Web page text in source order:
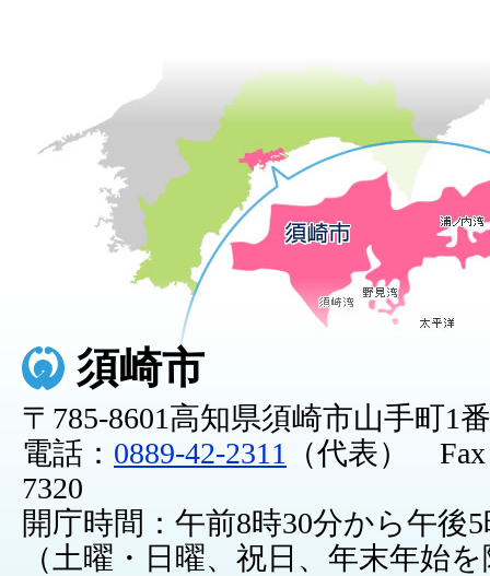
須崎市
〒785-8601高知県須崎市山手町1
電話： 0889-42-2311
（代表） Fax
7320
開庁時間：午前8時30分から午後
（土曜・日曜、祝日、年末年始